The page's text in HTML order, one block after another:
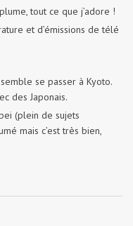
tout ce que j’adore !
et d’émissions de télé
se passer à Kyoto.
des Japonais.
(plein de sujets
mais c’est très bien,